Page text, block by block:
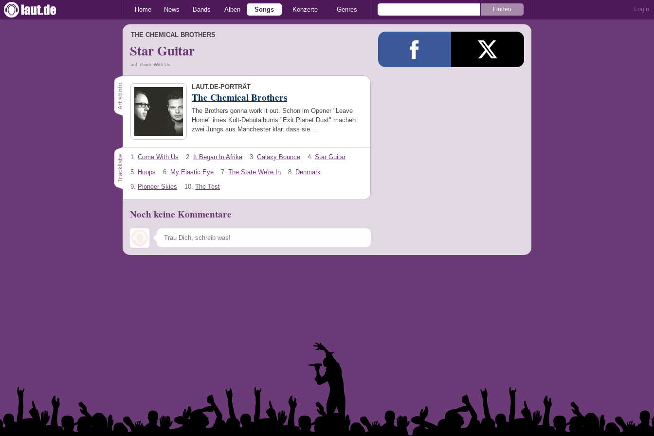
Home News Bands Alben Songs Konzerte Genres Login
THE CHEMICAL BROTHERS
Star Guitar
auf: Come With Us
LAUT.DE-PORTRÄT
The Chemical Brothers
The Brothers gonna work it out. Schon im Opener "Leave
Home" ihres Kult-Debütalbums "Exit Planet Dust" machen
zwei Jungs aus Manchester klar, dass sie …
1. Come With Us 2. It Began In Afrika 3. Galaxy Bounce 4. Star Guitar
5. Hoops 6. My Elastic Eye 7. The State We're In 8. Denmark
9. Pioneer Skies 10. The Test
Noch keine Kommentare
Speichern